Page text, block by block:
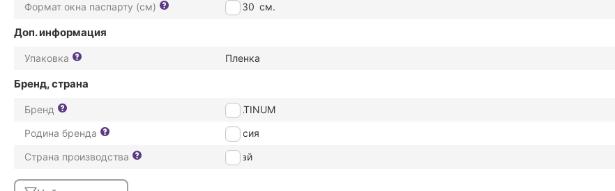
Формат окна паспарту (см)
20*30 см.
Доп. информация
Упаковка Пленка
Бренд, страна
Бренд
PLATINUM
Родина бренда
Россия
Страна производства
Китай